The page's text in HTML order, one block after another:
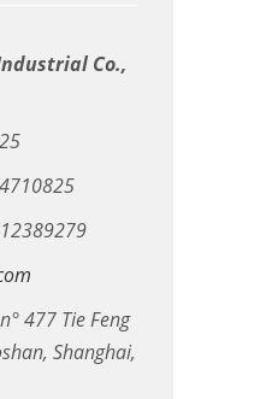
Co.,
477 Tie Feng
Shanghai,